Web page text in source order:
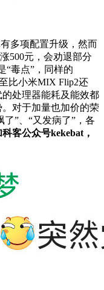
多项配置升级，然而
500元，会劝退部分
“毒点”，同样的
比小米MIX Flip2还
处理器能耗及能效都
对于加量也加价的荣
”、“又发病了”，各
客公众号kekebat，